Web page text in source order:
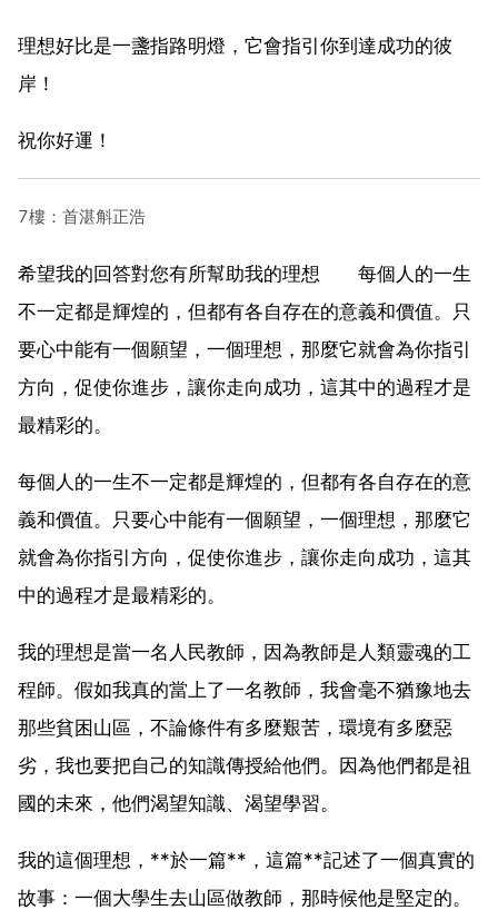
理想好比是一盞指路明燈，它會指引你到達成功的彼
岸！
祝你好運！
7樓：首湛斛正浩
希望我的回答對您有所幫助我的理想 每個人的一生
不一定都是輝煌的，但都有各自存在的意義和價值。只
要心中能有一個願望，一個理想，那麼它就會為你指引
方向，促使你進步，讓你走向成功，這其中的過程才是
最精彩的。
每個人的一生不一定都是輝煌的，但都有各自存在的意
義和價值。只要心中能有一個願望，一個理想，那麼它
就會為你指引方向，促使你進步，讓你走向成功，這其
中的過程才是最精彩的。
我的理想是當一名人民教師，因為教師是人類靈魂的工
程師。假如我真的當上了一名教師，我會毫不猶豫地去
那些貧困山區，不論條件有多麼艱苦，環境有多麼惡
劣，我也要把自己的知識傳授給他們。因為他們都是祖
國的未來，他們渴望知識、渴望學習。
我的這個理想，**於一篇**，這篇**記述了一個真實的
故事：一個大學生去山區做教師，那時候他是堅定的。